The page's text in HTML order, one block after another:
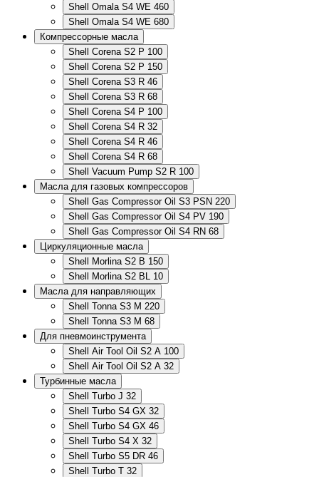
Shell Omala S4 WE 460
Shell Omala S4 WE 680
Компрессорные масла
Shell Corena S2 P 100
Shell Corena S2 P 150
Shell Corena S3 R 46
Shell Corena S3 R 68
Shell Corena S4 P 100
Shell Corena S4 R 32
Shell Corena S4 R 46
Shell Corena S4 R 68
Shell Vacuum Pump S2 R 100
Масла для газовых компрессоров
Shell Gas Compressor Oil S3 PSN 220
Shell Gas Compressor Oil S4 PV 190
Shell Gas Compressor Oil S4 RN 68
Циркуляционные масла
Shell Morlina S2 B 150
Shell Morlina S2 BL 10
Масла для направляющих
Shell Tonna S3 M 220
Shell Tonna S3 M 68
Для пневмоинструмента
Shell Air Tool Oil S2 A 100
Shell Air Tool Oil S2 A 32
Турбинные масла
Shell Turbo J 32
Shell Turbo S4 GX 32
Shell Turbo S4 GX 46
Shell Turbo S4 X 32
Shell Turbo S5 DR 46
Shell Turbo T 32